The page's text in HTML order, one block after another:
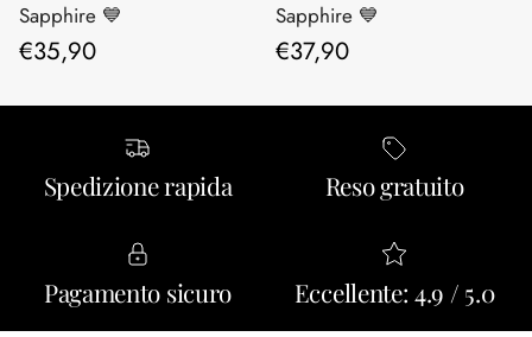
Sapphire 💙
Prezzo normale
€35,90
Sapphire 💙
Prezzo normale
€37,90
Spedizione rapida Reso gratuito
Pagamento sicuro Eccellente: 4.9 / 5.0